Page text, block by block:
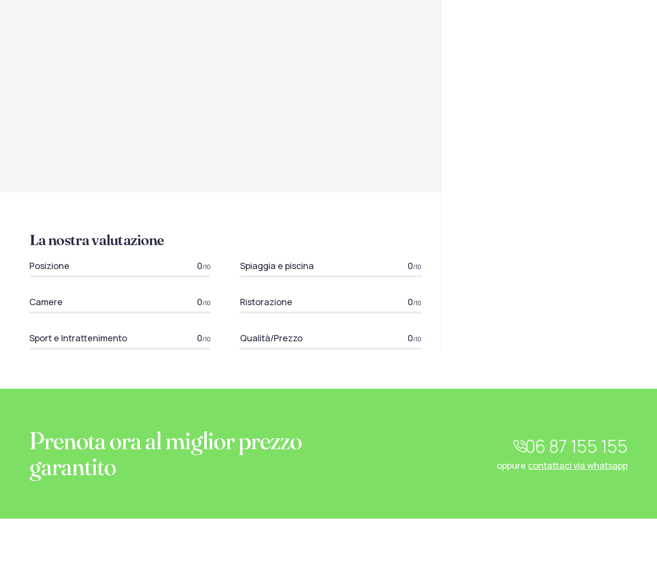
La nostra valutazione
Posizione 0/10 Spiaggia e piscina 0/10
Camere 0/10 Ristorazione 0/10
Sport e Intrattenimento 0/10 Qualità/Prezzo 0/10
Prenota ora al miglior prezzo
garantito
06 87 155 155
oppure contattaci via whatsapp